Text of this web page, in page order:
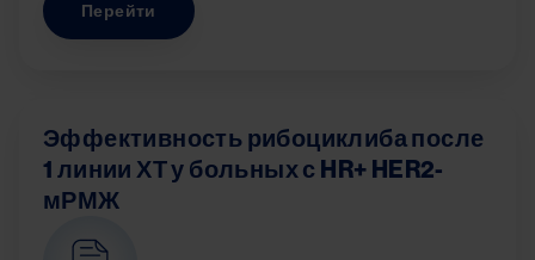
Перейти
Эффективность рибоциклиба после
1 линии ХТ у больных с HR+ HER2-
мРМЖ